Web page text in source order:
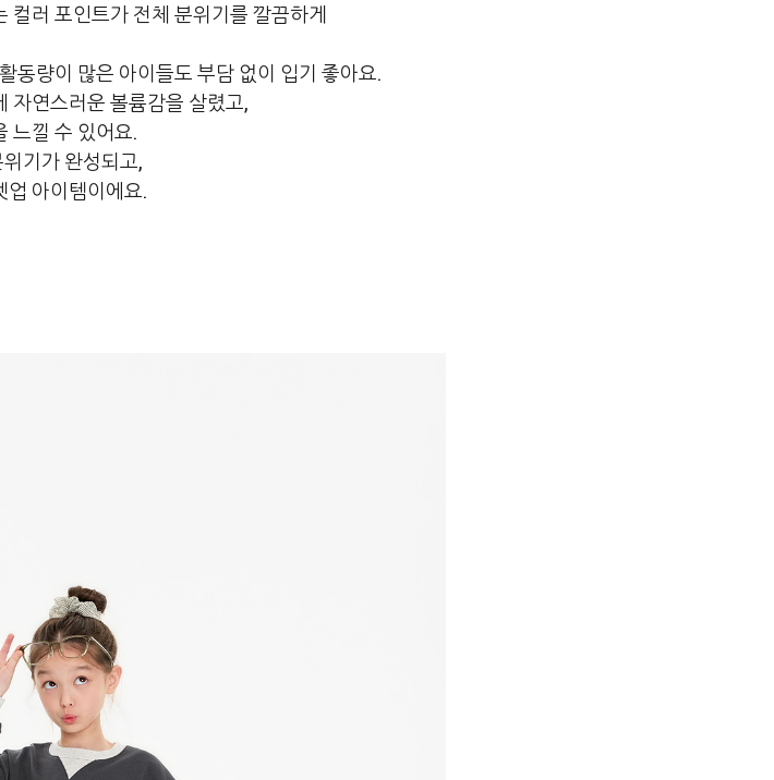
컬러 포인트가 전체 분위기를 깔끔하게
동량이 많은 아이들도 부담 없이 입기 좋아요.
자연스러운 볼륨감을 살렸고,
느낄 수 있어요.
기가 완성되고,
업 아이템이에요.